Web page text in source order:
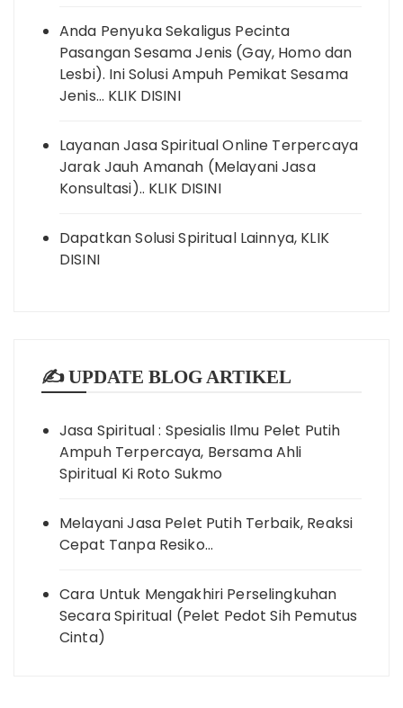
Anda Penyuka Sekaligus Pecinta
Pasangan Sesama Jenis (Gay, Homo dan
Lesbi). Ini Solusi Ampuh Pemikat Sesama
Jenis… KLIK DISINI
Layanan Jasa Spiritual Online Terpercaya
Jarak Jauh Amanah (Melayani Jasa
Konsultasi).. KLIK DISINI
Dapatkan Solusi Spiritual Lainnya, KLIK
DISINI
✍️ UPDATE BLOG ARTIKEL
Jasa Spiritual : Spesialis Ilmu Pelet Putih
Ampuh Terpercaya, Bersama Ahli
Spiritual Ki Roto Sukmo
Melayani Jasa Pelet Putih Terbaik, Reaksi
Cepat Tanpa Resiko…
Cara Untuk Mengakhiri Perselingkuhan
Secara Spiritual (Pelet Pedot Sih Pemutus
Cinta)